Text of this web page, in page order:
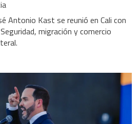
Antonio Kast se reunió en Cali con
migración y comercio